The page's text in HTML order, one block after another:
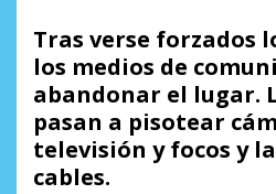
Tras verse forzados
los medios de
abandonar el lugar.
pasan a pisotear
televisión y focos y
cables.